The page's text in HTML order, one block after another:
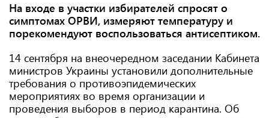
На входе в участки избирателей спросят о
симптомах ОРВИ, измеряют температуру и
порекомендуют воспользоваться антисептиком.
14 сентября на внеочередном заседании Кабинета
министров Украины установили дополнительные
требования о противоэпидемических
мероприятиях во время организации и
проведения выборов в период карантина. Об